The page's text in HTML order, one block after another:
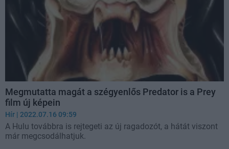
Megmutatta magát a szégyenlős Predator is a Prey
film új képein
Hír | 2022.07.16 09:59
A Hulu továbbra is rejtegeti az új ragadozót, a hátát viszont
már megcsodálhatjuk.